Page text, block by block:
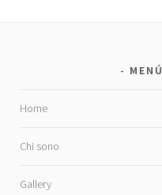
MENÚ
Home
Chi sono
Gallery